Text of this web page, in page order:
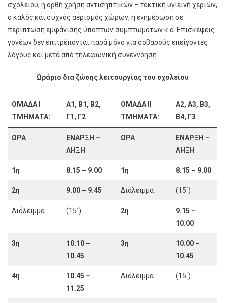
σχολείου, η ορθή χρήση αντισηπτικών – τακτική υγιεινή χεριών,
ο καλός και συχνός αερισμός χώρων, η ενημέρωση σε
περίπτωση εμφάνισης ύποπτων συμπτωμάτων κ.ά. Επισκέψεις
γονέων δεν επιτρέπονται παρά μόνο για σοβαρούς επείγοντες
λόγους και μετά από τηλεφωνική συνεννόηση.
Ωράριο δια ζώσης λειτουργίας του σχολείου
ΟΜΑΔΑ I
ΤΜΗΜΑΤΑ:
Α1, Β1, Β2,
Γ1, Γ2
ΟΜΑΔΑ II
ΤΜΗΜΑΤΑ:
Α2, Α3, Β3,
Β4, Γ3
ΩΡΑ
ΕΝΑΡΞΗ –
ΛΗΞΗ
ΩΡΑ
ΕΝΑΡΞΗ –
ΛΗΞΗ
1η 8.15 – 9.00 1η 8.15 – 9.00
2η 9.00 – 9.45 Διάλειμμα (15΄)
Διάλειμμα (15΄) 2η
9.15 –
10.00
3η
10.10 –
10.45
3η
10.00 –
10.45
4η
10.45 –
11.25
Διάλειμμα (15΄)